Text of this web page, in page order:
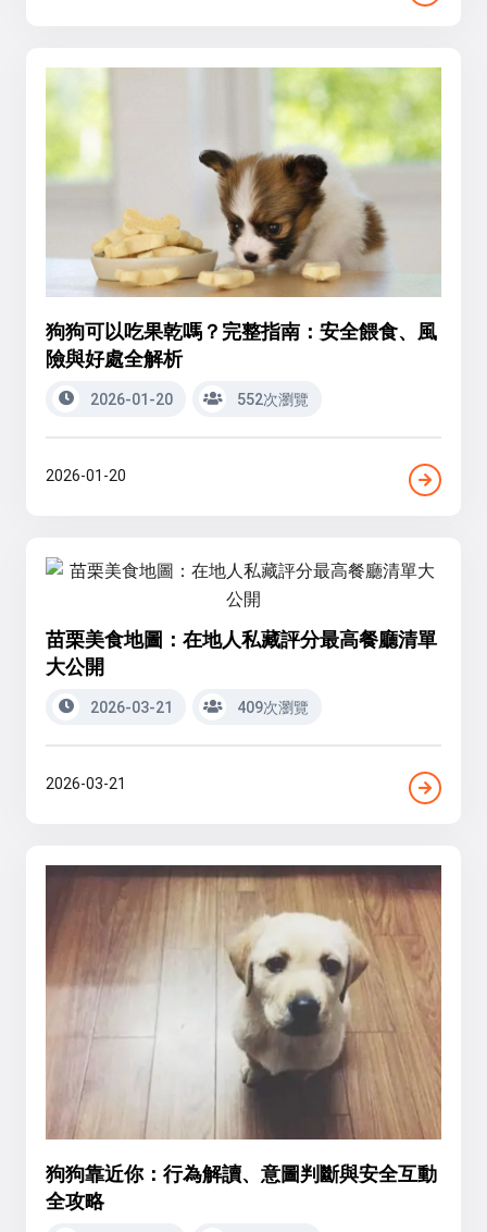
狗狗可以吃果乾嗎？完整指南：安全餵食、風
險與好處全解析
2026-01-20 552次瀏覽
2026-01-20
苗栗美食地圖：在地人私藏評分最高餐廳清單
大公開
2026-03-21 409次瀏覽
2026-03-21
狗狗靠近你：行為解讀、意圖判斷與安全互動
全攻略